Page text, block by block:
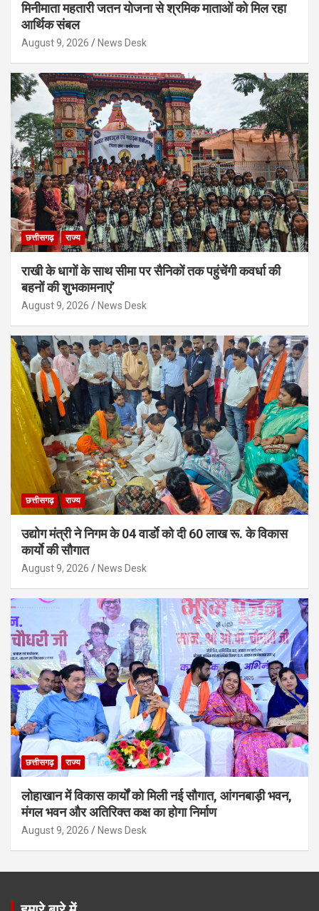
मिनीमाता महतारी जतन योजना से श्रमिक माताओं को मिल रहा
आर्थिक संबल
August 9, 2026 News Desk
छत्तीसगढ़ राज्य
राखी के धागों के साथ सीमा पर सैनिकों तक पहुंचेंगी कवर्धा की
बहनों की शुभकामनाएं’
August 9, 2026 News Desk
छत्तीसगढ़ राज्य
उद्योग मंत्री ने निगम के 04 वार्डाे को दी 60 लाख रू. के विकास
कार्याे की सौगात
August 9, 2026 News Desk
छत्तीसगढ़ राज्य
लोहाखान में विकास कार्यों को मिली नई सौगात, आंगनबाड़ी भवन,
मंगल भवन और अतिरिक्त कक्ष का होगा निर्माण
August 9, 2026 News Desk